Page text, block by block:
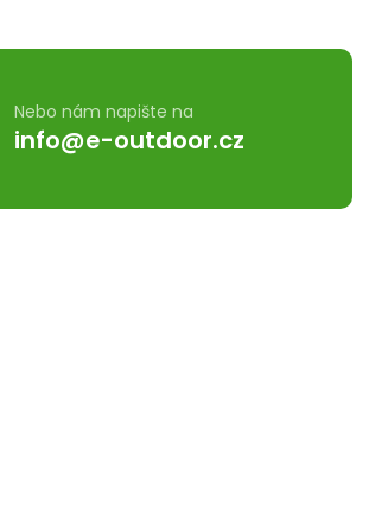
Nebo nám napište na
info@e-outdoor.cz